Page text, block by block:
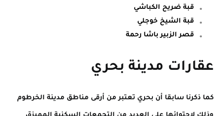
قبة ضريح الكباشي
قبة الشيخ خوجلي
قصر الزبير باشا رحمة
عقارات مدينة بحري
كما ذكرنا سابقا أن بحري تعتبر من أرقى مناطق مدينة الخرطوم
وذلك لاحتوائها على العديد من التجمعات السكنية المميزة،